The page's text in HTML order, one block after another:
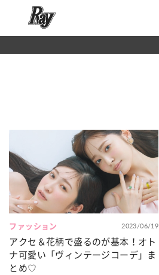
ファッション 2023/06/19
アクセ＆花柄で盛るのが基本！オト
ナ可愛い「ヴィンテージコーデ」ま
とめ♡